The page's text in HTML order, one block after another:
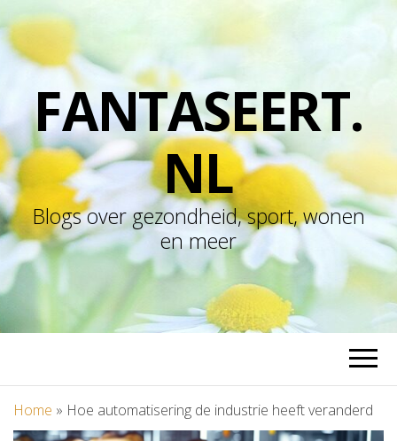
FANTASEERT.
NL
Blogs over gezondheid, sport, wonen
en meer
Home » Hoe automatisering de industrie heeft veranderd